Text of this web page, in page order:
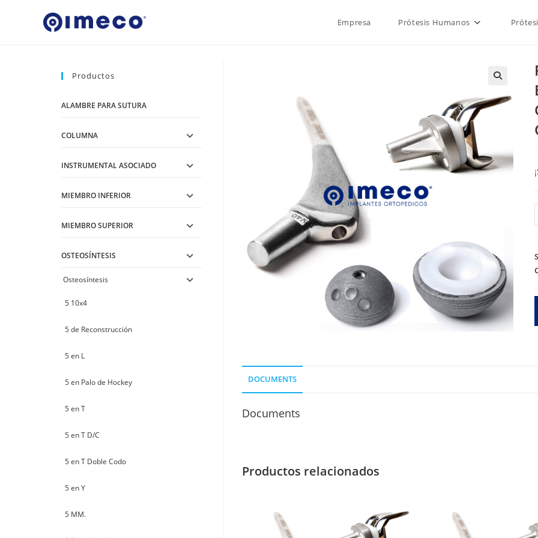
Empresa Prótesis Humanos
DOCUMENTS
Documents
Productos relacionados
Productos
ALAMBRE PARA SUTURA
COLUMNA
INSTRUMENTAL ASOCIADO
MIEMBRO INFERIOR
MIEMBRO SUPERIOR
OSTEOSÍNTESIS
Osteosíntesis
5 10x4
5 de Reconstrucción
5 en L
5 en Palo de Hockey
5 en T
5 en T D/C
5 en T Doble Codo
5 en Y
5 MM.